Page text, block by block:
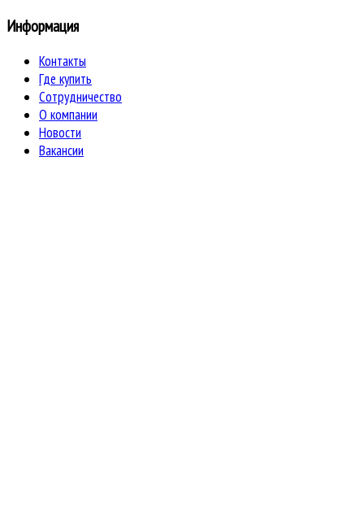
Информация
Контакты
Где купить
Сотрудничество
О компании
Новости
Вакансии